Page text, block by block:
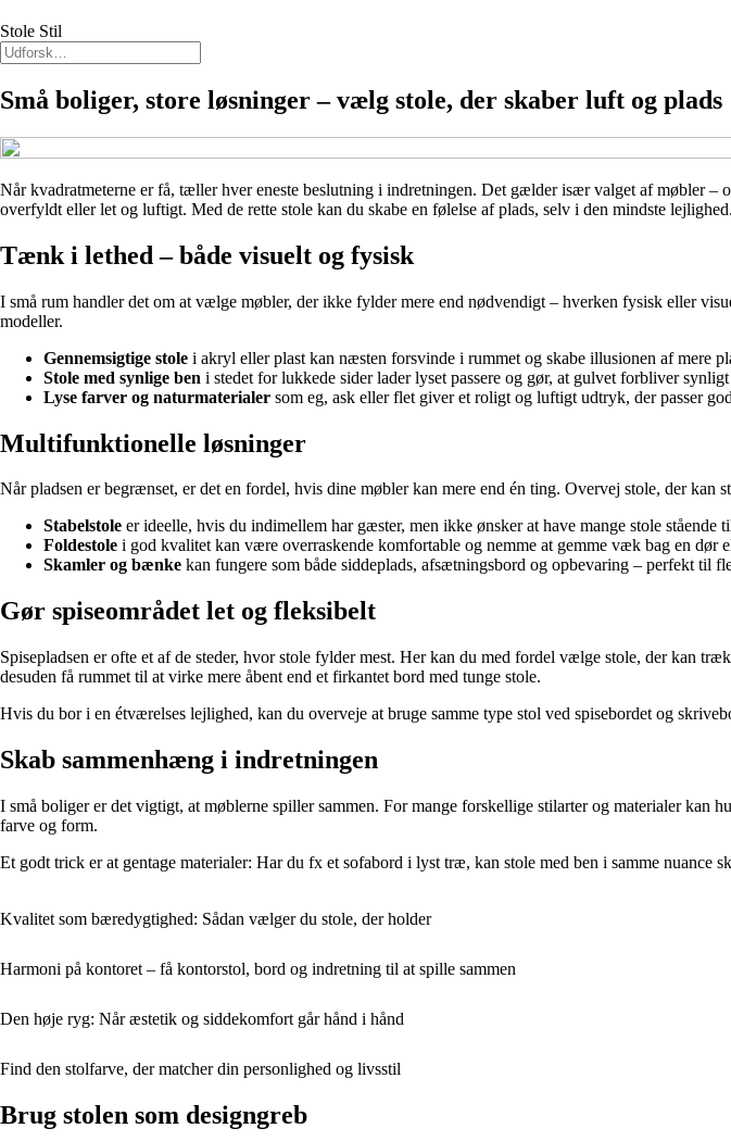
Stole Stil
Små boliger, store løsninger – vælg stole, der skaber luft og plads
Når kvadratmeterne er få, tæller hver eneste beslutning i indretningen. Det gælder især valget af møbler –
overfyldt eller let og luftigt. Med de rette stole kan du skabe en følelse af plads, selv i den mindste
Tænk i lethed – både visuelt og fysisk
I små rum handler det om at vælge møbler, der ikke fylder mere end nødvendigt – hverken fysisk eller
modeller.
Gennemsigtige stole i akryl eller plast kan næsten forsvinde i rummet og skabe illusionen af mere
Stole med synlige ben i stedet for lukkede sider lader lyset passere og gør, at gulvet forbliver
Lyse farver og naturmaterialer som eg, ask eller flet giver et roligt og luftigt udtryk, der passer
Multifunktionelle løsninger
Når pladsen er begrænset, er det en fordel, hvis dine møbler kan mere end én ting. Overvej stole, der kan
Stabelstole er ideelle, hvis du indimellem har gæster, men ikke ønsker at have mange stole stående
Foldestole i god kvalitet kan være overraskende komfortable og nemme at gemme væk bag en dør
Skamler og bænke kan fungere som både siddeplads, afsætningsbord og opbevaring – perfekt til
Gør spiseområdet let og fleksibelt
Spisepladsen er ofte et af de steder, hvor stole fylder mest. Her kan du med fordel vælge stole, der kan
desuden få rummet til at virke mere åbent end et firkantet bord med tunge stole.
Hvis du bor i en étværelses lejlighed, kan du overveje at bruge samme type stol ved spisebordet og
Skab sammenhæng i indretningen
I små boliger er det vigtigt, at møblerne spiller sammen. For mange forskellige stilarter og materialer
farve og form.
Et godt trick er at gentage materialer: Har du fx et sofabord i lyst træ, kan stole med ben i samme
Kvalitet som bæredygtighed: Sådan vælger du stole, der holder
Harmoni på kontoret – få kontorstol, bord og indretning til at spille sammen
Den høje ryg: Når æstetik og siddekomfort går hånd i hånd
Find den stolfarve, der matcher din personlighed og livsstil
Brug stolen som designgreb